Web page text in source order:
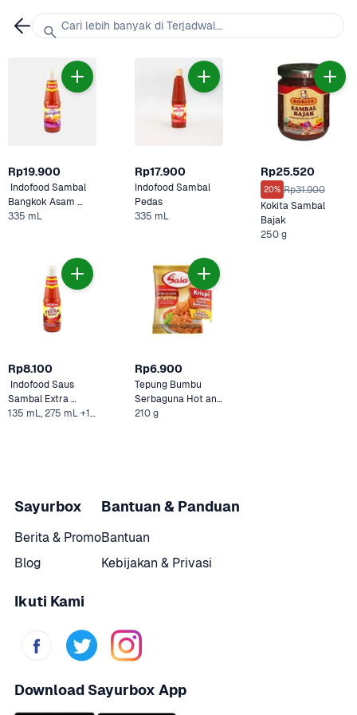
Rp19.900
Indofood Sambal
Bangkok Asam
Manis
335 mL
Rp17.900
Indofood Sambal
Pedas
335 mL
Rp25.520
20% Rp31.900
Kokita Sambal
Bajak
250 g
Rp8.100
Indofood Saus
Sambal Extra
Pedas
135 mL, 275 mL +1 Lainnya
Rp6.900
Tepung Bumbu
Serbaguna Hot and
Spicy Sasa
210 g
Sayurbox
Berita & Promo
Blog
Bantuan & Panduan
Bantuan
Kebijakan & Privasi
Ikuti Kami
Download Sayurbox App
Cari lebih banyak di Terjadwal...